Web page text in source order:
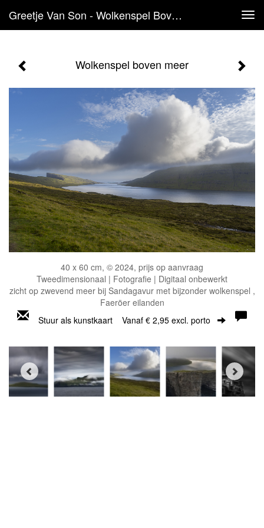
Greetje Van Son - Wolkenspel Boven Meer
Wolkenspel boven meer
40 x 60 cm, © 2024, prijs op aanvraag
Tweedimensionaal | Fotografie | Digitaal onbewerkt
zicht op zwevend meer bij Sandagavur met bijzonder wolkenspel ,
Faeröer eilanden
Stuur als kunstkaart Vanaf € 2,95 excl. porto